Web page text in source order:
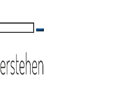
Suche